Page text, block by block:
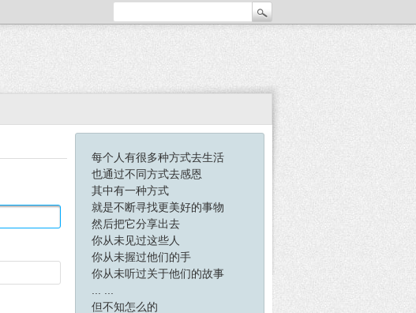
每个人有很多种方式去生活
也通过不同方式去感恩
其中有一种方式
就是不断寻找更美好的事物
然后把它分享出去
你从未见过这些人
你从未握过他们的手
你从未听过关于他们的故事
但不知怎么的